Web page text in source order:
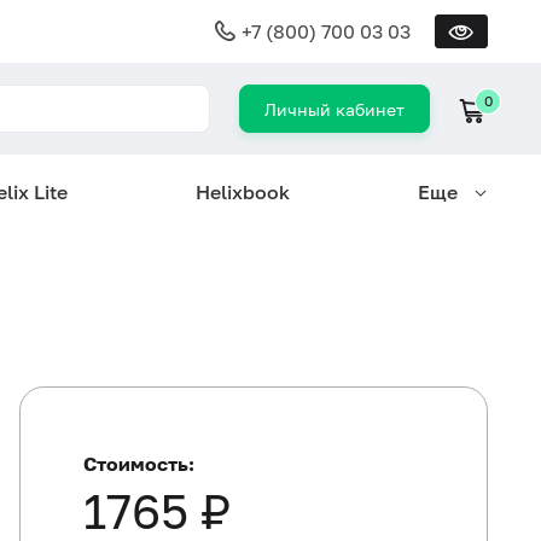
+7 (800) 700 03 03
Личный кабинет 0
Lite Helixbook Еще
Стоимость:
1765 ₽